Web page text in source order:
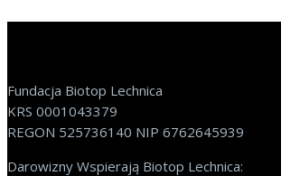
Fundacja Biotop Lechnica
KRS 0001043379
REGON 525736140 NIP 6762645939
Darowizny Wspierają Biotop Lechnica: